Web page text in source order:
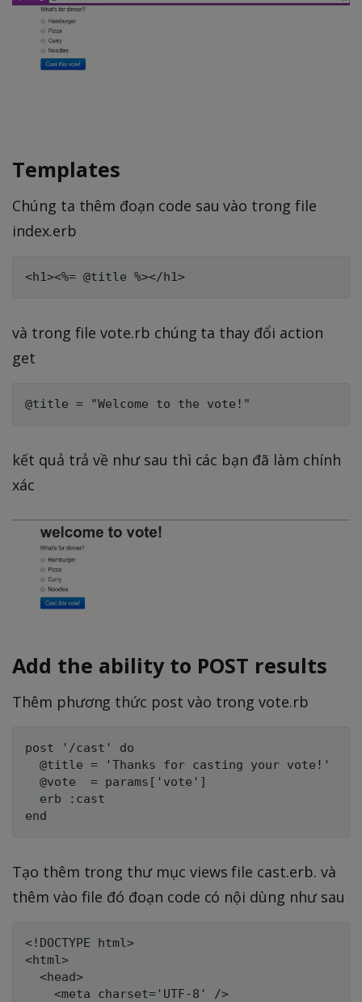
Templates
Chúng ta thêm đoạn code sau vào trong file
index.erb
và trong file vote.rb chúng ta thay đổi action
get
kết quả trả về như sau thì các bạn đã làm chính
xác
Add the ability to POST results
Thêm phương thức post vào trong vote.rb
post '/cast' do
  @title = 'Thanks for casting your vote!'
  @vote  = params['vote']
  erb :cast
Tạo thêm trong thư mục views file cast.erb. và
thêm vào file đó đoạn code có nội dùng như sau
<!DOCTYPE html>
<html>
  <head>
    <meta charset='UTF-8' />